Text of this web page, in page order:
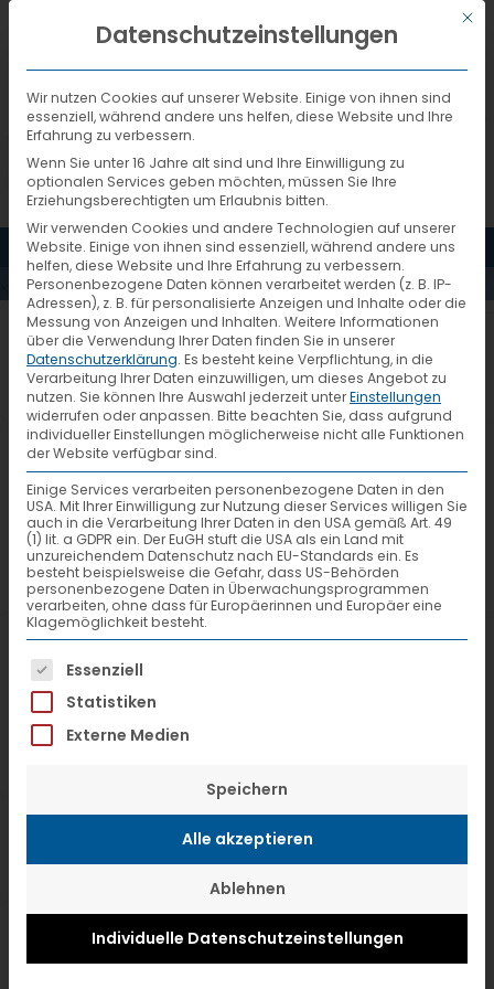
DEUTSCH
MENÜ
EINTRAG
Ihr VTL-Systempartner:
Emons Spedition GmbH & Co. KG
Bayreuther Straße 4
DE-95502 Himmelkron
Telefon +49 9273 507-390
Telefax +49 9273 507-280
www.emons.de/
Sie sehen gerade einen Platzhalterinhalt von
Google Maps API. Um auf den eigentlichen Inhalt
zuzugreifen, klicken Sie auf den Button unten. Bitte
beachten Sie, dass dabei Daten an Drittanbieter
weitergegeben werden.
Mit
Datenschutzeinstellungen
Wir nutzen Cookies auf unserer Website. Einige von ihnen sind
essenziell, während andere uns helfen, diese Website und Ihre
Erfahrung zu verbessern.
Wenn Sie unter 16 Jahre alt sind und Ihre Einwilligung zu
optionalen Services geben möchten, müssen Sie Ihre
Erziehungsberechtigten um Erlaubnis bitten.
Wir verwenden Cookies und andere Technologien auf unserer
Website. Einige von ihnen sind essenziell, während andere uns
helfen, diese Website und Ihre Erfahrung zu verbessern.
Personenbezogene Daten können verarbeitet werden (z. B. IP-
Adressen), z. B. für personalisierte Anzeigen und Inhalte oder die
Messung von Anzeigen und Inhalten. Weitere Informationen
über die Verwendung Ihrer Daten finden Sie in unserer
Datenschutzerklärung. Es besteht keine Verpflichtung, in die
Verarbeitung Ihrer Daten einzuwilligen, um dieses Angebot zu
nutzen. Sie können Ihre Auswahl jederzeit unterEinstellungen
widerrufen oder anpassen. Bitte beachten Sie, dass aufgrund
individueller Einstellungen möglicherweise nicht alle Funktionen
der Website verfügbar sind.
Einige Services verarbeiten personenbezogene Daten in den
USA. Mit Ihrer Einwilligung zur Nutzung dieser Services willigen Sie
auch in die Verarbeitung Ihrer Daten in den USA gemäß Art. 49
(1) lit. a GDPR ein. Der EuGH stuft die USA als ein Land mit
unzureichendem Datenschutz nach EU-Standards ein. Es
besteht beispielsweise die Gefahr, dass US-Behörden
personenbezogene Daten in Überwachungsprogrammen
verarbeiten, ohne dass für Europäerinnen und Europäer eine
Klagemöglichkeit besteht.
Es folgt eine Liste der Service-Gruppen,
Essenziell
Statistiken
Externe Medien
Speichern
Alle akzeptieren
Ablehnen
Individuelle Datenschutzeinstellungen